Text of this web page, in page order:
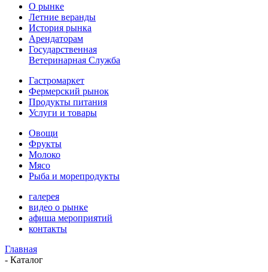
О рынке
Летние веранды
История рынка
Арендаторам
Государственная
Ветеринарная Служба
Гастромаркет
Фермерский рынок
Продукты питания
Услуги и товары
Овощи
Фрукты
Молоко
Мясо
Рыба и морепродукты
галерея
видео о рынке
афиша мероприятий
контакты
Главная
- Каталог